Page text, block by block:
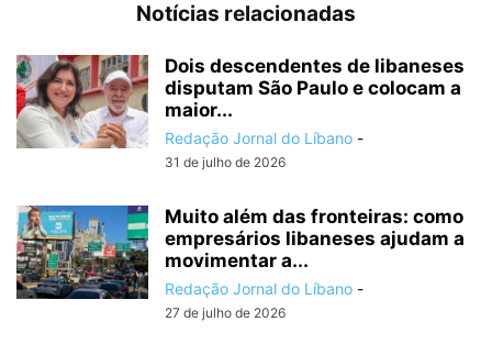
Notícias relacionadas
Dois descendentes de libaneses
disputam São Paulo e colocam a
maior...
Redação Jornal do Líbano -
31 de julho de 2026
Muito além das fronteiras: como
empresários libaneses ajudam a
movimentar a...
Redação Jornal do Líbano -
27 de julho de 2026